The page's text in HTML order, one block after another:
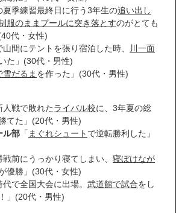
夏季練習最終日に行う3年生の追い出し
服のままプールに突き落とすのがとても
代・女性)
山間にテントを張り宿泊した時、
川一面
た」(30代・男性)
雪だるま を作った」(30代・男性)
人戦で敗れたライバル校に、3年夏の総
てた」(20代・男性)
ル部 「 まぐれシュート で逆転勝利した」
戦前にうっかり寝てしまい、 寝ぼけなが
優勝」(30代・女性)
代で全国大会に出場。 武道館で試合をし
」(20代・男性)